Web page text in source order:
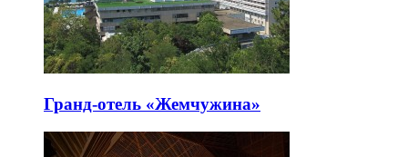
Гранд-отель «Жемчужина»